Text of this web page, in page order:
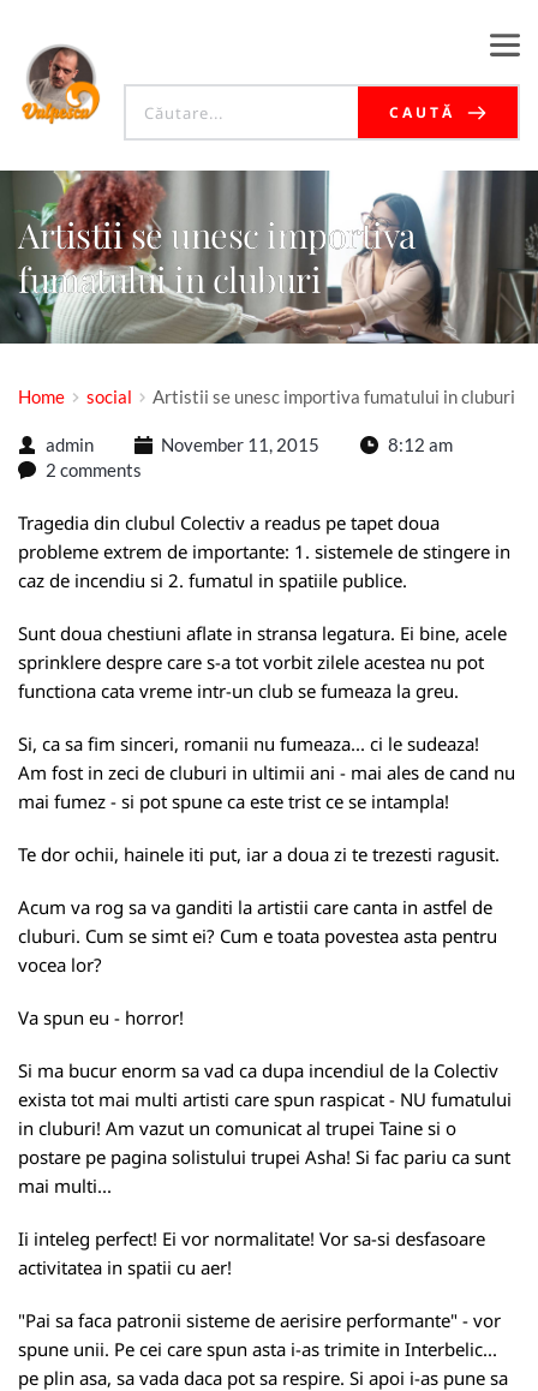
CAUTĂ
Artistii se unesc importiva
fumatului in cluburi
Home social Artistii se unesc importiva fumatului in cluburi
admin November 11, 2015
8:12 am
2 comments
Tragedia din clubul Colectiv a readus pe tapet doua
probleme extrem de importante: 1. sistemele de stingere in
caz de incendiu si 2. fumatul in spatiile publice.
Sunt doua chestiuni aflate in stransa legatura. Ei bine, acele
sprinklere despre care s-a tot vorbit zilele acestea nu pot
functiona cata vreme intr-un club se fumeaza la greu.
Si, ca sa fim sinceri, romanii nu fumeaza... ci le sudeaza!
Am fost in zeci de cluburi in ultimii ani - mai ales de cand nu
mai fumez - si pot spune ca este trist ce se intampla!
Te dor ochii, hainele iti put, iar a doua zi te trezesti ragusit.
Acum va rog sa va ganditi la artistii care canta in astfel de
cluburi. Cum se simt ei? Cum e toata povestea asta pentru
vocea lor?
Va spun eu - horror!
Si ma bucur enorm sa vad ca dupa incendiul de la Colectiv
exista tot mai multi artisti care spun raspicat - NU fumatului
in cluburi! Am vazut un comunicat al trupei Taine si o
postare pe pagina solistului trupei Asha! Si fac pariu ca sunt
mai multi...
Ii inteleg perfect! Ei vor normalitate! Vor sa-si desfasoare
activitatea in spatii cu aer!
"Pai sa faca patronii sisteme de aerisire performante" - vor
spune unii. Pe cei care spun asta i-as trimite in Interbelic...
pe plin asa, sa vada daca pot sa respire. Si apoi i-as pune sa